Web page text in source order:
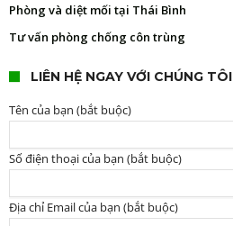
Phòng và diệt mối tại Thái Bình
Tư vấn phòng chống côn trùng
LIÊN HỆ NGAY VỚI CHÚNG TÔI
Tên của bạn (bắt buộc)
Số điện thoại của bạn (bắt buộc)
Địa chỉ Email của bạn (bắt buộc)